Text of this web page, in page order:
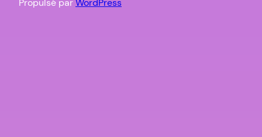
Propulsé parWordPress